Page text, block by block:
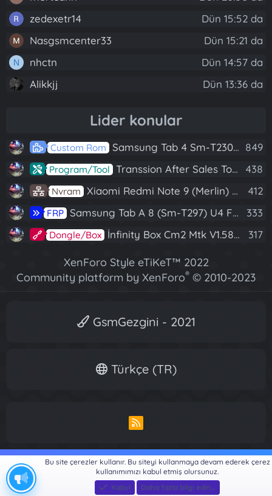
zedexetr14
Dün 15:52 da
Nasgsmcenter33
Dün 15:21 da
N nhctn
Dün 14:57 da
Alikkjj
Dün 13:36 da
Lider konular
Custom Rom Samsung Tab 4 Sm-T230 Android 7.1 Stabil Eba Destekli Yazılım 849
Program/Tool Transsion After Sales Tool V1.5.1 Full (Tüm Mtk Işlemcili Cihazları Meta Moda Alma) 438
Nvram Xiaomi Redmi Note 9 (Merlin) Nvram Yedeği Fix Nv By Dft Pro 412
FRP Samsung Tab A 8 (Sm-T297) U4 Frp Reset 333
Dongle/Box İnfinity Box Cm2 Mtk V1.58 Full Kurulum+Crack 317
XenForo Style eTiKeT™ 2022
Community platform by XenForo® © 2010-2023
GsmGezgini - 2021
Türkçe (TR)
R
S
Bu site çerezler kullanır. Bu siteyi kullanmaya devam ederek çerez
kullanımımızı kabul etmiş olursunuz.
Kabul
Daha fazla bilgi edin…